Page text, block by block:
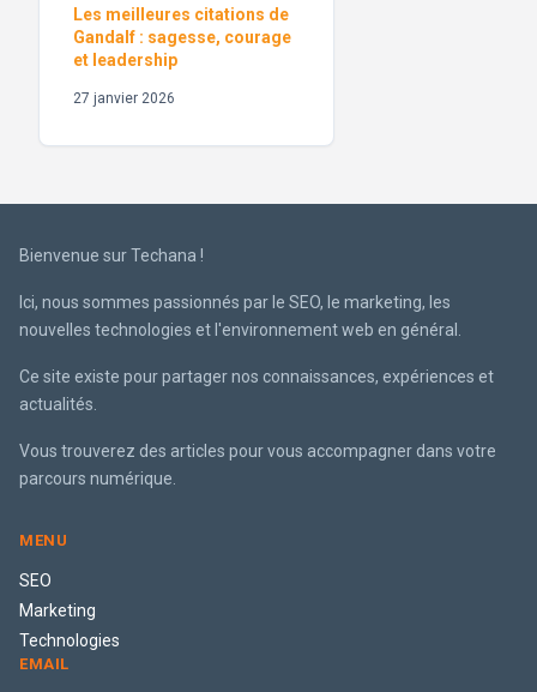
Les meilleures citations de
Gandalf : sagesse, courage
et leadership
27 janvier 2026
Bienvenue sur Techana !
Ici, nous sommes passionnés par le SEO, le marketing, les
nouvelles technologies et l'environnement web en général.
Ce site existe pour partager nos connaissances, expériences et
actualités.
Vous trouverez des articles pour vous accompagner dans votre
parcours numérique.
MENU
SEO
Marketing
Technologies
EMAIL